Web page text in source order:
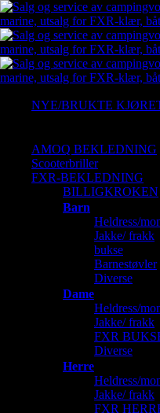
NYE/BRUKTE
AMOQ BEKLEDNING
Scooterbriller
FXR-BEKLEDNING
BILLIGKROKEN
Barn
Heldress/
Jakke/ frakk
bukse
Barnestøvler
Diverse
Dame
Heldress/
Jakke/ frakk
FXR
Diverse
Herre
Heldress/
Jakke/ frakk
FXR